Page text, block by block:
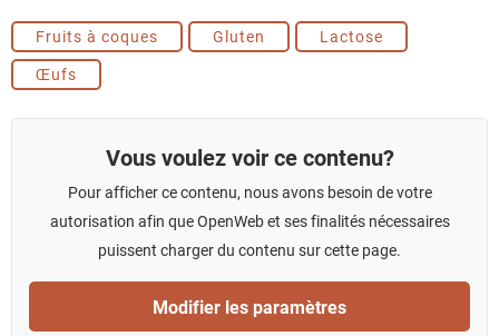
Fruits à coques Gluten
Lactose
Œufs
Vous voulez voir ce contenu?
Pour afficher ce contenu, nous avons besoin de votre
autorisation afin que OpenWeb et ses finalités nécessaires
puissent charger du contenu sur cette page.
Modifier les paramètres